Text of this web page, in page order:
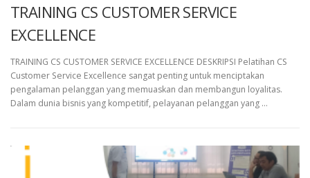
TRAINING CS CUSTOMER SERVICE
EXCELLENCE
TRAINING CS CUSTOMER SERVICE EXCELLENCE DESKRIPSI Pelatihan CS
Customer Service Excellence sangat penting untuk menciptakan
pengalaman pelanggan yang memuaskan dan membangun loyalitas.
Dalam dunia bisnis yang kompetitif, pelayanan pelanggan yang …